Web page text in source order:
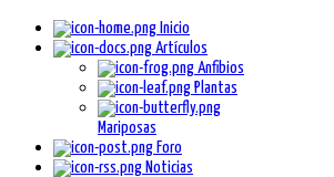
Inicio
Artículos
Anfibios
Plantas
Mariposas
Foro
Noticias